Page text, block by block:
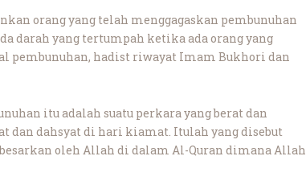
orang yang telah menggagaskan pembunuhan
darah yang tertumpah ketika ada orang yang
pembunuhan, hadist riwayat Imam Bukhori dan
itu adalah suatu perkara yang berat dan
dan dahsyat di hari kiamat. Itulah yang disebut
oleh Allah di dalam Al-Quran dimana Allah